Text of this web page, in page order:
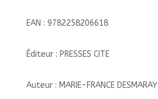
EAN : 9782258206618
Éditeur : PRESSES CITE
Auteur : MARIE-FRANCE DESMARAY